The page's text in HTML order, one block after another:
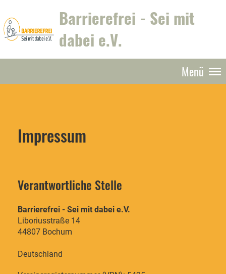
Barrierefrei - Sei mit
dabei e.V.
Menü
Impressum
Verantwortliche Stelle
Barrierefrei - Sei mit dabei e.V.
Liboriusstraße 14
44807 Bochum
Deutschland